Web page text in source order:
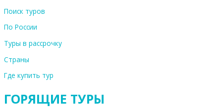
Поиск туров
По России
Туры в рассрочку
Страны
Где купить тур
ГОРЯЩИЕ ТУРЫ